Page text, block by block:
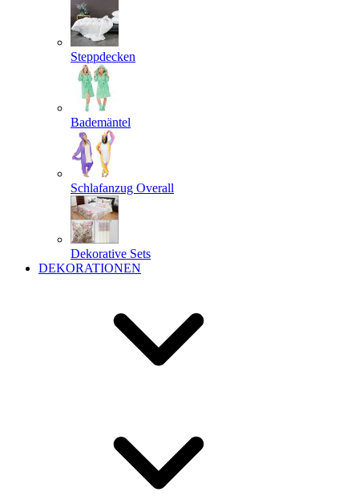
Steppdecken
Bademäntel
Schlafanzug Overall
Dekorative Sets
DEKORATIONEN